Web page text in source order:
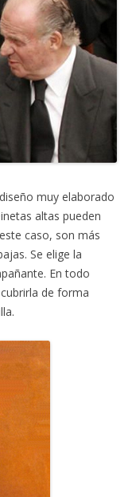
muy elaborado
altas pueden
caso, son más
Se elige la
En todo
de forma